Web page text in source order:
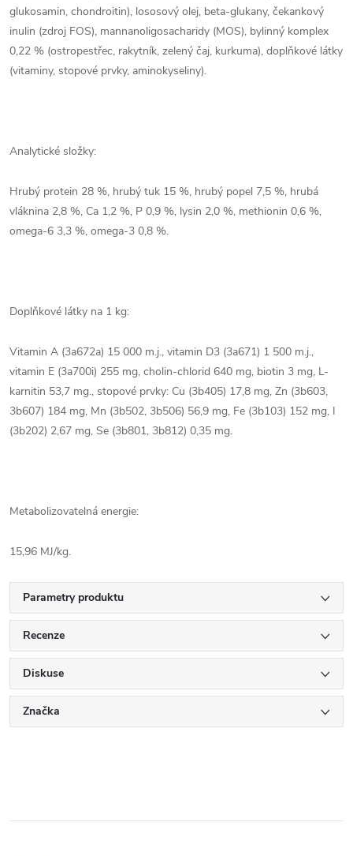
glukosamin, chondroitin), lososový olej, beta-glukany, čekankový
inulin (zdroj FOS), mannanoligosacharidy (MOS), bylinný komplex
0,22 % (ostropestřec, rakytník, zelený čaj, kurkuma), doplňkové látky
(vitaminy, stopové prvky, aminokyseliny).
Analytické složky:
Hrubý protein 28 %, hrubý tuk 15 %, hrubý popel 7,5 %, hrubá
vláknina 2,8 %, Ca 1,2 %, P 0,9 %, lysin 2,0 %, methionin 0,6 %,
omega-6 3,3 %, omega-3 0,8 %.
Doplňkové látky na 1 kg:
Vitamin A (3a672a) 15 000 m.j., vitamin D3 (3a671) 1 500 m.j.,
vitamin E (3a700i) 255 mg, cholin-chlorid 640 mg, biotin 3 mg, L-
karnitin 53,7 mg., stopové prvky: Cu (3b405) 17,8 mg, Zn (3b603,
3b607) 184 mg, Mn (3b502, 3b506) 56,9 mg, Fe (3b103) 152 mg, I
(3b202) 2,67 mg, Se (3b801, 3b812) 0,35 mg.
Metabolizovatelná energie:
15,96 MJ/kg.
Parametry produktu
Recenze
Diskuse
Značka